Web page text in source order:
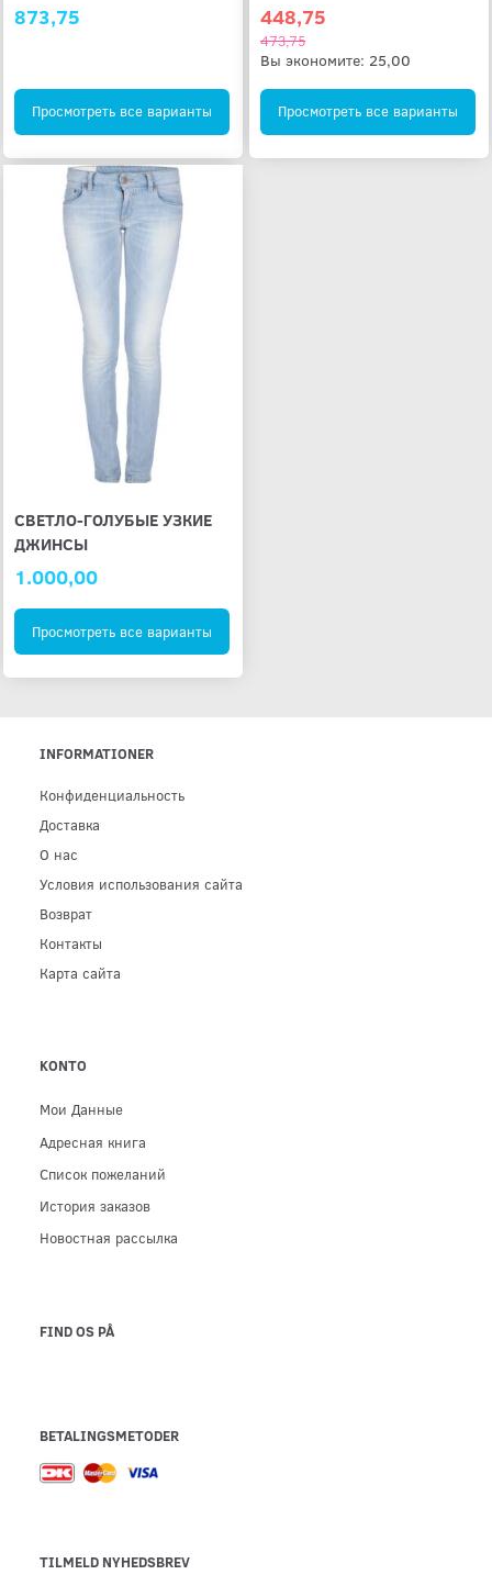
873,75
Просмотреть все варианты
448,75
473,75
Вы экономите: 25,00
Просмотреть все варианты
СВЕТЛО-ГОЛУБЫЕ УЗКИЕ
ДЖИНСЫ
1.000,00
Просмотреть все варианты
INFORMATIONER
Конфиденциальность
Доставка
О нас
Условия использования сайта
Возврат
Контакты
Карта сайта
KONTO
Мои Данные
Адресная книга
Список пожеланий
История заказов
Новостная рассылка
FIND OS PÅ
BETALINGSMETODER
TILMELD NYHEDSBREV